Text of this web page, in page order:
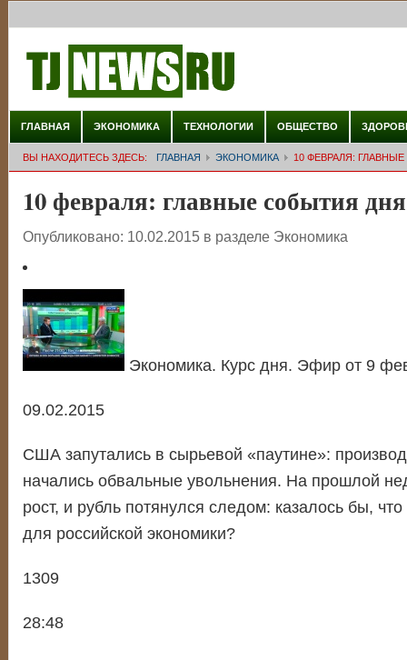
ГЛАВНАЯ ЭКОНОМИКА ТЕХНОЛОГИИ ОБЩЕСТВО
ВЫ НАХОДИТЕСЬ ЗДЕСЬ: ГЛАВНАЯ ЭКОНОМИКА 10 ФЕВРАЛЯ:
10 февраля: главные события дня
Опубликовано: 10.02.2015 в разделе Экономика
Экономика. Курс дня. Эфир от 9
09.02.2015
США запутались в сырьевой «паутине»:
начались обвальные увольнения. На прошлой
рост, и рубль потянулся следом: казалось бы,
для российской экономики?
1309
28:48